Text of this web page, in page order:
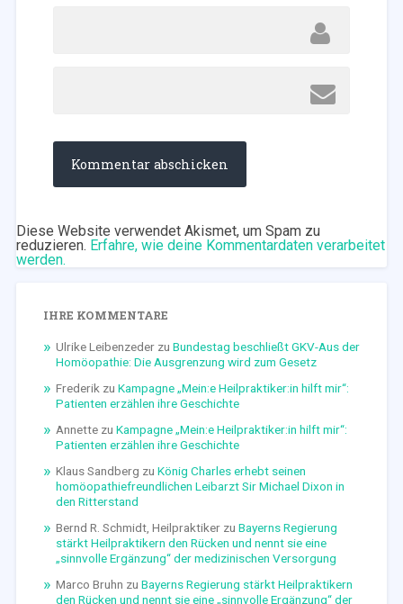
Diese Website verwendet Akismet, um Spam zu
reduzieren. Erfahre, wie deine Kommentardaten verarbeitet
werden.
IHRE KOMMENTARE
Ulrike Leibenzederzu Bundestag beschließt GKV-Aus der
Homöopathie: Die Ausgrenzung wird zum Gesetz
Frederik zu Kampagne „Mein:e Heilpraktiker:in hilft mir“:
Patienten erzählen ihre Geschichte
Annettezu Kampagne „Mein:e Heilpraktiker:in hilft mir“:
Patienten erzählen ihre Geschichte
Klaus Sandberg zu König Charles erhebt seinen
homöopathiefreundlichen Leibarzt Sir Michael Dixon in
den Ritterstand
Bernd R. Schmidt, Heilpraktikerzu Bayerns Regierung
stärkt Heilpraktikern den Rücken und nennt sie eine
„sinnvolle Ergänzung“ der medizinischen Versorgung
Marco Bruhn zu Bayerns Regierung stärkt Heilpraktikern
den Rücken und nennt sie eine „sinnvolle Ergänzung“ der